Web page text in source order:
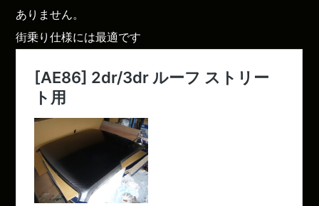
ありません。
街乗り仕様には最適です